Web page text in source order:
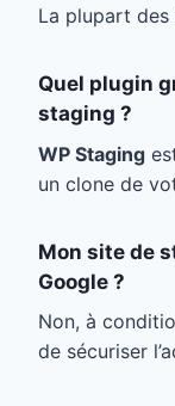
La plupart
Quel plugin
staging ?
WP Staging
un clone de
Mon site de
Google ?
Non, à
de sécuriser